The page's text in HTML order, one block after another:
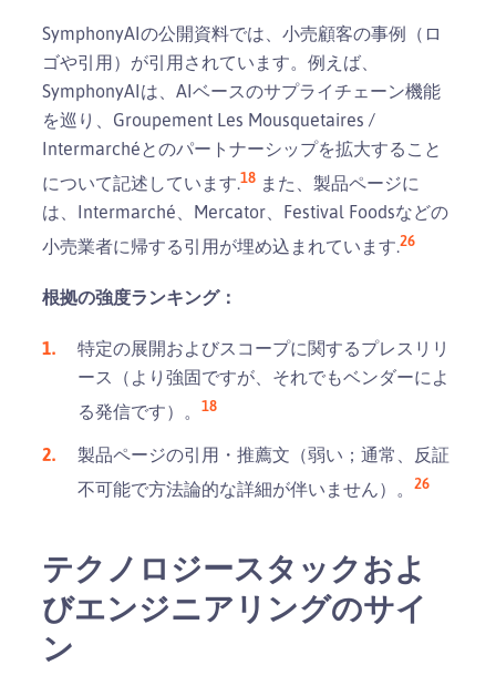
SymphonyAIの公開資料では、小売顧客の事例（ロ
ゴや引用）が引用されています。例えば、
SymphonyAIは、AIベースのサプライチェーン機能
を巡り、Groupement Les Mousquetaires /
Intermarchéとのパートナーシップを拡大すること
について記述しています.18 また、製品ページに
は、Intermarché、Mercator、Festival Foodsなどの
小売業者に帰する引用が埋め込まれています.26
根拠の強度ランキング：
特定の展開およびスコープに関するプレスリリ
ース（より強固ですが、それでもベンダーによ
る発信です）。 18
製品ページの引用・推薦文（弱い；通常、反証
不可能で方法論的な詳細が伴いません）。 26
テクノロジースタックおよ
びエンジニアリングのサイ
ン